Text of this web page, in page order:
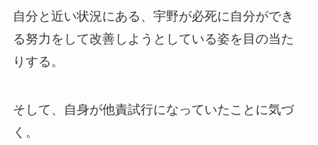
自分と近い状況にある、宇野が必死に自分ができ
る努力をして改善しようとしている姿を目の当た
りする。
そして、自身が他責試行になっていたことに気づ
く。